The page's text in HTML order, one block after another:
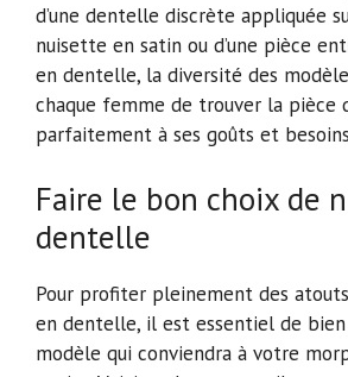
d’une dentelle discrète appliquée
nuisette en satin ou d’une pièce
en dentelle, la diversité des
chaque femme de trouver la pièce
parfaitement à ses goûts et
Faire le bon choix de
dentelle
Pour profiter pleinement des
en dentelle, il est essentiel de
modèle qui conviendra à votre